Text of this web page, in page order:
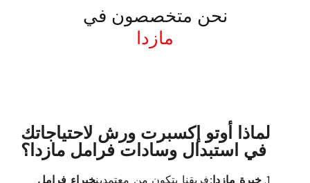
نحن متخصصون في
مازدا
لماذا أوتو إكسبرت ورش لاحتياجاتك
في استبدال وسادات فرامل مازدا؟
خبرة مازدا:فريقنا يتكون من معتمدينخبراء فرامل